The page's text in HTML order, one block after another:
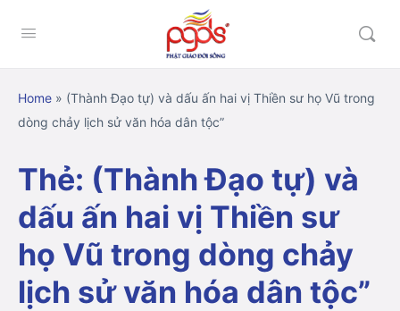
Home » (Thành Đạo tự) và dấu ấn hai vị Thiền sư họ Vũ trong
dòng chảy lịch sử văn hóa dân tộc”
Thẻ: (Thành Đạo tự) và
dấu ấn hai vị Thiền sư
họ Vũ trong dòng chảy
lịch sử văn hóa dân tộc”